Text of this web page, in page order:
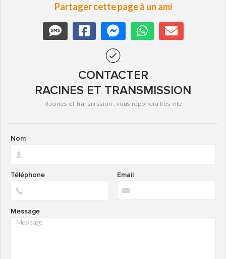
Partager cette page à un ami
CONTACTER
RACINES ET TRANSMISSION
Racines et Transmission , vous répondra très vite
Nom
Email
Téléphone
Message